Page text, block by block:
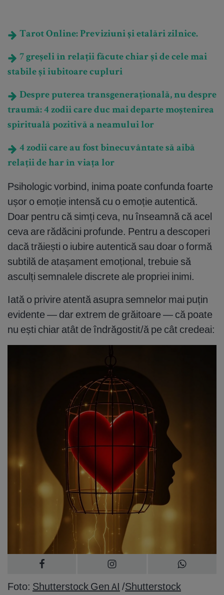
Tarot Online: Previziuni și etalări zilnice.
7 greșeli în relații făcute chiar și de cele mai
stabile și iubitoare cupluri
Despre puterea transgenerațională, nu despre
traumă: 4 zodii care duc mai departe moștenirea
spirituală pozitivă a neamului lor
4 zodii care au fost binecuvântate să aibă
relații de har în viața lor
Psihologic vorbind, inima poate confunda foarte
ușor o emoție intensă cu o emoție autentică.
Doar pentru că simți ceva, nu înseamnă că acel
ceva are rădăcini profunde. Pentru a descoperi
dacă trăiești o iubire autentică sau doar o formă
subtilă de atașament emoțional, trebuie să
asculți semnalele discrete ale propriei inimi.
Iată o privire atentă asupra semnelor mai puțin
evidente — dar extrem de grăitoare — că poate
nu ești chiar atât de îndrăgostit/ă pe cât credeai:
Foto: Shutterstock Gen AI /Shutterstock